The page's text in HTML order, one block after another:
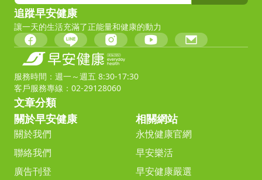
追蹤早安健康
讓一天的生活充滿了正能量和健康的動力
服務時間：週一～週五 8:30-17:30
客戶服務專線：02-29128060
文章分類
關於早安健康
關於我們
聯絡我們
廣告刊登
相關網站
永悅健康官網
早安樂活
早安健康嚴選